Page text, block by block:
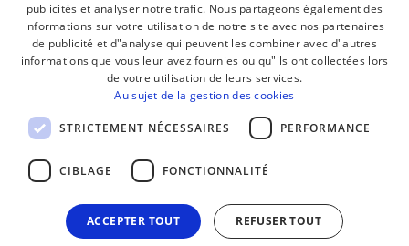
BASQUE
FRENCH
publicités et analyser notre trafic. Nous partageons également des
informations sur votre utilisation de notre site avec nos partenaires
de publicité et d"analyse qui peuvent les combiner avec d"autres
informations que vous leur avez fournies ou qu"ils ont collectées lors
de votre utilisation de leurs services.
Au sujet de la gestion des cookies
STRICTEMENT NÉCESSAIRES PERFORMANCE
CIBLAGE FONCTIONNALITÉ
ACCEPTER TOUT REFUSER TOUT